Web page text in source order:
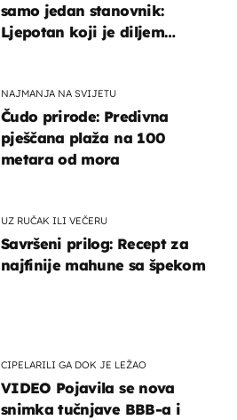
CIPELARILI GA DOK JE LEŽAO
VIDEO Pojavila se nova
snimka tučnjave BBB-a i
samo jedan stanovnik:
Ljepotan koji je diljem
NAJMANJA NA SVIJETU
Čudo prirode: Predivna
pješčana plaža na 100
metara od mora
UZ RUČAK ILI VEČERU
Savršeni prilog: Recept za
najfinije mahune sa špekom